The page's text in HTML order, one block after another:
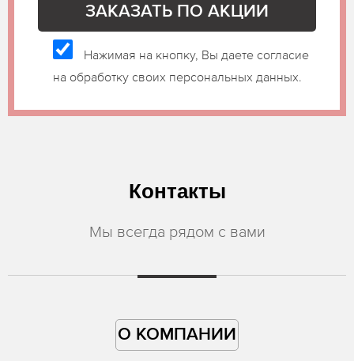
Нажимая на кнопку, Вы даете согласие
на обработку своих персональных данных.
Контакты
Мы всегда рядом с вами
О КОМПАНИИ